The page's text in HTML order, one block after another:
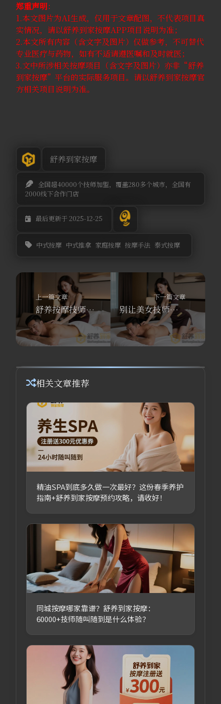
郑重声明：
1.本文图片为AI生成，仅用于文章配图，不代表项目真
实情况，请以舒养到家按摩APP项目说明为准；
2.本文所有内容（含文字及图片）仅做参考，不可替代
专业医疗与药物，如有不适请遵医嘱和及时就医；
3.文中所涉相关按摩项目（含文字及图片）亦非“舒养
到家按摩”平台的实际服务项目。请以舒养到家按摩官
方相关项目说明为准。
舒养到家按摩
全国超40000个技师加盟，覆盖280多个城市，全国有
2000线下合作门店
最后更新于 2025-12-25
中式按摩 中式推拿 家庭按摩 按摩手法 泰式按摩
上一篇文章
舒养按摩技师偷偷告诉我的按摩真相，家庭按摩的3大误区，90%的人都中招
下一篇文章
别让美女技师笑你外行！上门按摩常见误区TOP10，第一条就脸红
相关文章推荐
精油SPA到底多久做一次最好？这份春季养护
指南+舒养到家按摩预约攻略，请收好！
同城按摩哪家靠谱？舒养到家按摩：
60000+技师随叫随到是什么体验？